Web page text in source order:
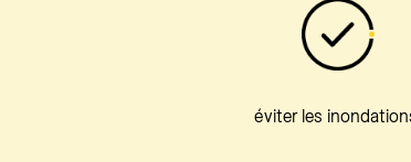
éviter les